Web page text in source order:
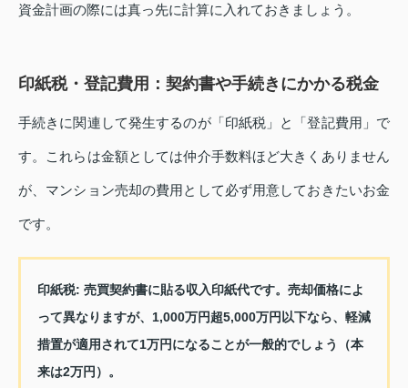
資金計画の際には真っ先に計算に入れておきましょう。
印紙税・登記費用：契約書や手続きにかかる税金
手続きに関連して発生するのが「印紙税」と「登記費用」で
す。これらは金額としては仲介手数料ほど大きくありません
が、マンション売却の費用として必ず用意しておきたいお金
です。
印紙税: 売買契約書に貼る収入印紙代です。売却価格によ
って異なりますが、1,000万円超5,000万円以下なら、軽減
措置が適用されて1万円になることが一般的でしょう（本
来は2万円）。